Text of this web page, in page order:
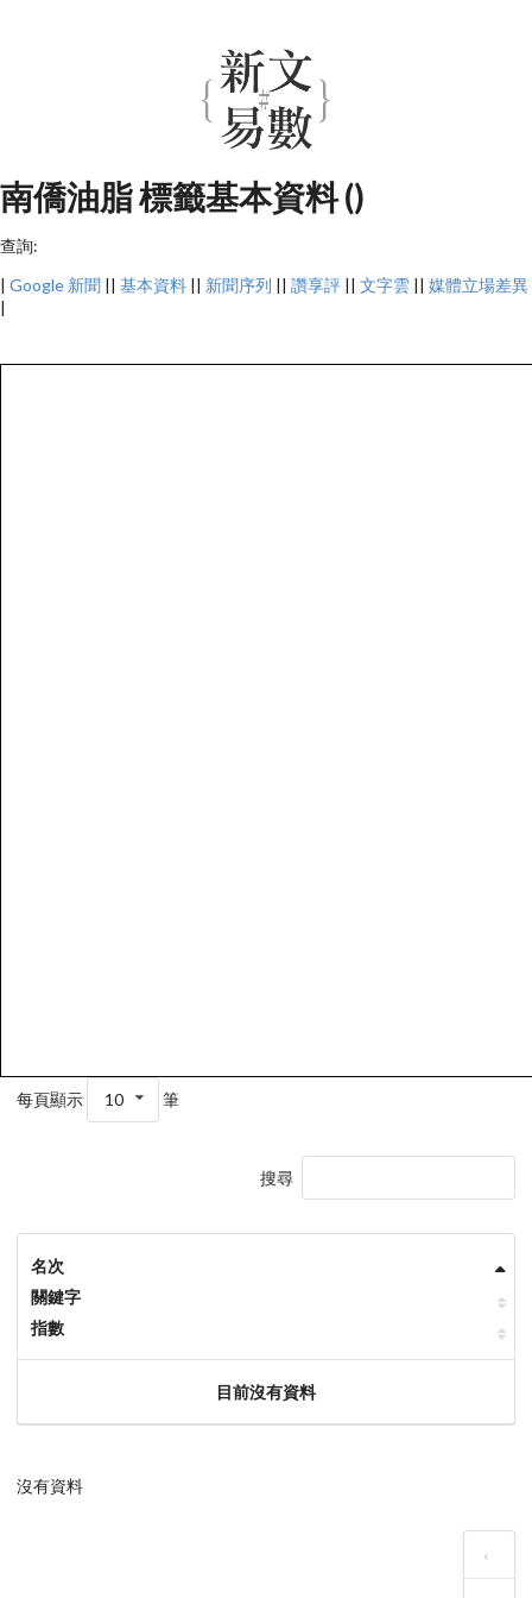
南僑油脂 標籤基本資料 ()
查詢:
| Google 新聞 || 基本資料 || 新聞序列 || 讚享評 || 文字雲 || 媒體立場差異
|
每頁顯示 10 筆
搜尋
名次
關鍵字
指數
目前沒有資料
沒有資料
‹